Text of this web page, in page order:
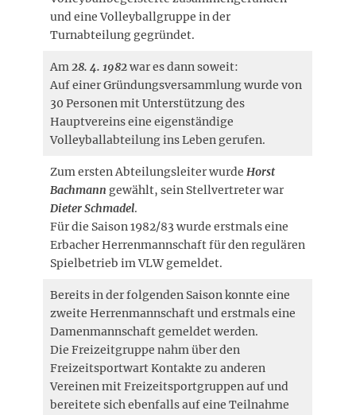
und eine Volleyballgruppe in der
Turnabteilung gegründet.
Am28. 4. 1982war es dann soweit:
Auf einer Gründungsversammlung wurde von
30 Personen mit Unterstützung des
Hauptvereins eine eigenständige
Volleyballabteilung ins Leben gerufen.
Zum ersten Abteilungsleiter wurde Horst
Bachmann gewählt, sein Stellvertreter war
Dieter Schmadel.
Für die Saison 1982/83 wurde erstmals eine
Erbacher Herrenmannschaft für den regulären
Spielbetrieb im VLW gemeldet.
Bereits in der folgenden Saison konnte eine
zweite Herrenmannschaft und erstmals eine
Damenmannschaft gemeldet werden.
Die Freizeitgruppe nahm über den
Freizeitsportwart Kontakte zu anderen
Vereinen mit Freizeitsportgruppen auf und
bereitete sich ebenfalls auf eine Teilnahme